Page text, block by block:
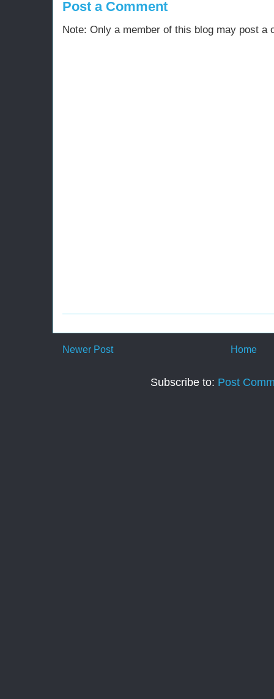
Post a Comment
Note: Only a member of this blog may post a
Newer Post Home
Subscribe to: Post